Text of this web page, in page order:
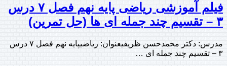
فیلم آموزشی ریاضی پایه نهم فصل ۷ درس
۳ – تقسیم چند جمله ای ها (حل تمرین)
مدرس: دکتر محمدحسن ظریفیعنوان: ریاضیپایه نهم فصل ۷ درس
۳ – تقسیم چند جمله ای …